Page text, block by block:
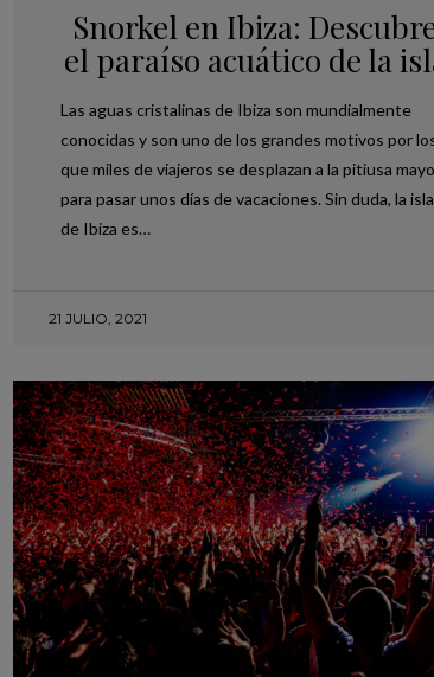
Snorkel en Ibiza:
el paraíso acuático de la
Las aguas cristalinas de Ibiza son mundialmente
conocidas y son uno de los grandes motivos por
que miles de viajeros se desplazan a la pitiusa
para pasar unos días de vacaciones. Sin duda, la isla
de Ibiza es…
21 JULIO, 2021